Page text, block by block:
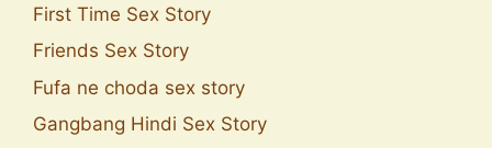
First Time Sex Story
Friends Sex Story
Fufa ne choda sex story
Gangbang Hindi Sex Story